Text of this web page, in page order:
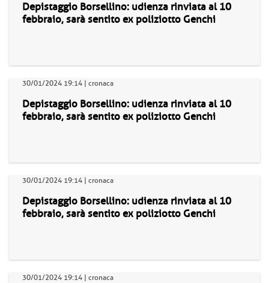
Depistaggio Borsellino: udienza rinviata al 10
febbraio, sarà sentito ex poliziotto Genchi
30/01/2024 19:14 | cronaca
Depistaggio Borsellino: udienza rinviata al 10
febbraio, sarà sentito ex poliziotto Genchi
30/01/2024 19:14 | cronaca
Depistaggio Borsellino: udienza rinviata al 10
febbraio, sarà sentito ex poliziotto Genchi
30/01/2024 19:14 | cronaca